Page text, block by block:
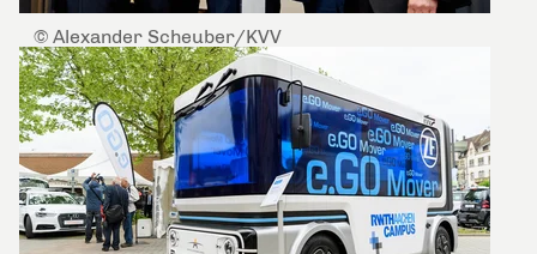
© Alexander Scheuber/KVV